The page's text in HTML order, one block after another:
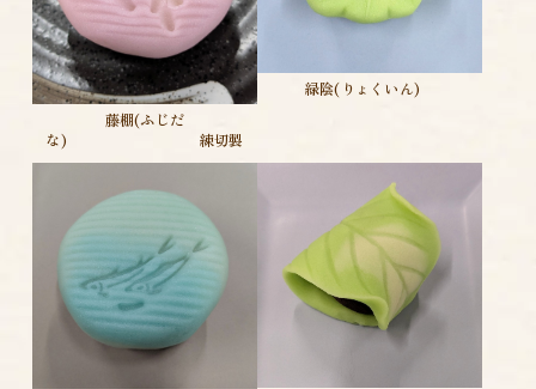
藤棚(ふじだ
な) 練切製
緑陰(りょくいん)